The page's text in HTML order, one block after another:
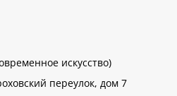
искусство)
переулок, дом 7